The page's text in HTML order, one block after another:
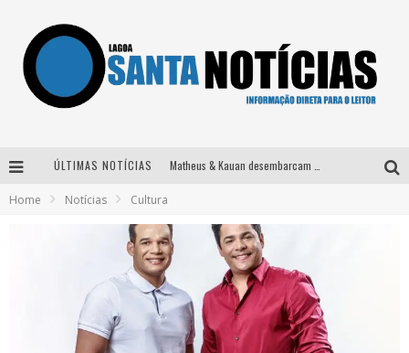
ÚLTIMAS NOTÍCIAS
Home Notícias Cultura